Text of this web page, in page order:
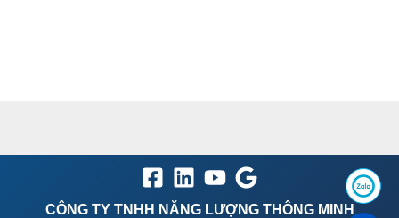
CÔNG TY TNHH NĂNG LƯỢNG THÔNG MINH